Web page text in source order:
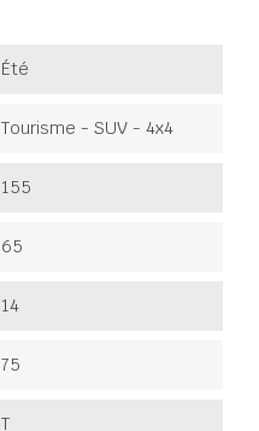
Été
Tourisme - SUV - 4x4
155
65
14
75
T